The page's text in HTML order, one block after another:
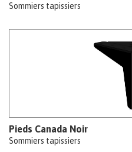
Sommiers tapissiers
Pieds Canada Noir
Sommiers tapissiers